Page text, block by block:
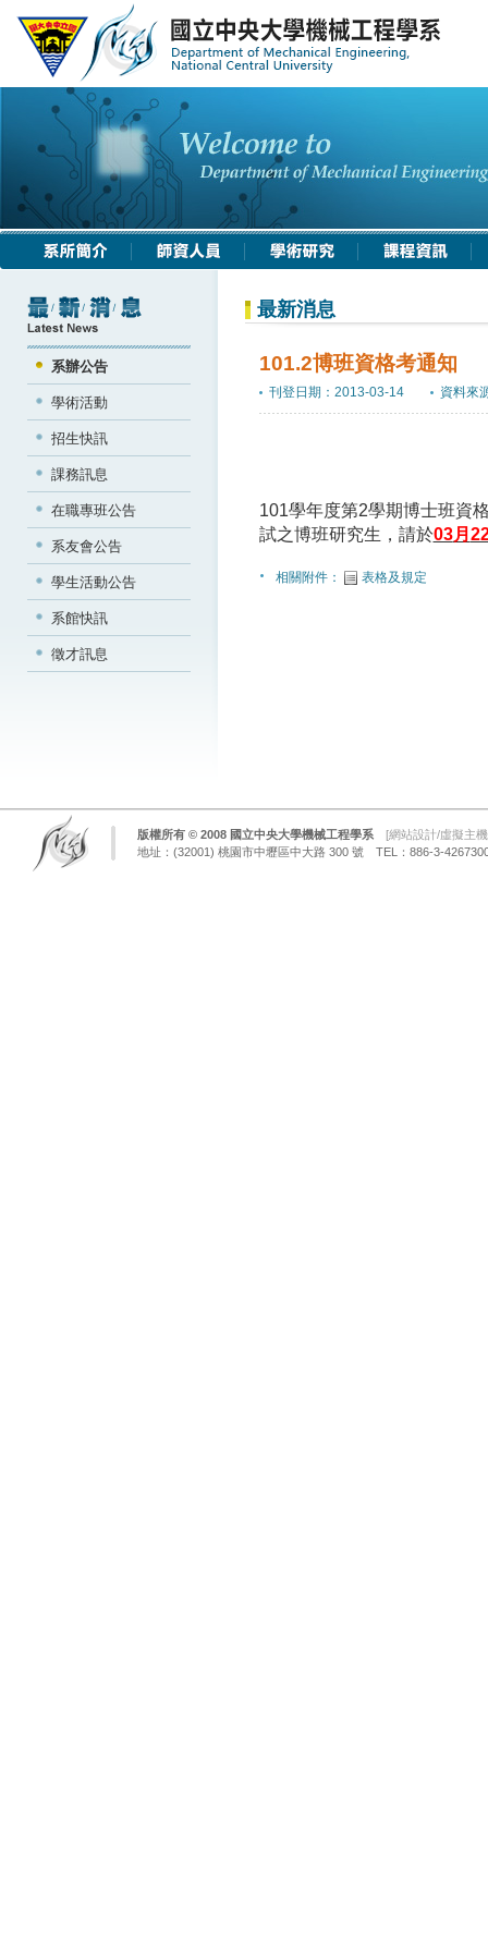
系辦公告
學術活動
招生快訊
課務訊息
在職專班公告
系友會公告
學生活動公告
系館快訊
徵才訊息
最新消息
101.2博班資格考通知
刊登日期：2013-03-14 資料來
101學年度第2學期博士班資
試之博班研究生，請於03月
相關附件： 表格及規定
版權所有 © 2008 國立中央大學機械工程學系 [網站設計/虛擬主
地址：(32001) 桃園市中壢區中大路 300 號 TEL：886-3-